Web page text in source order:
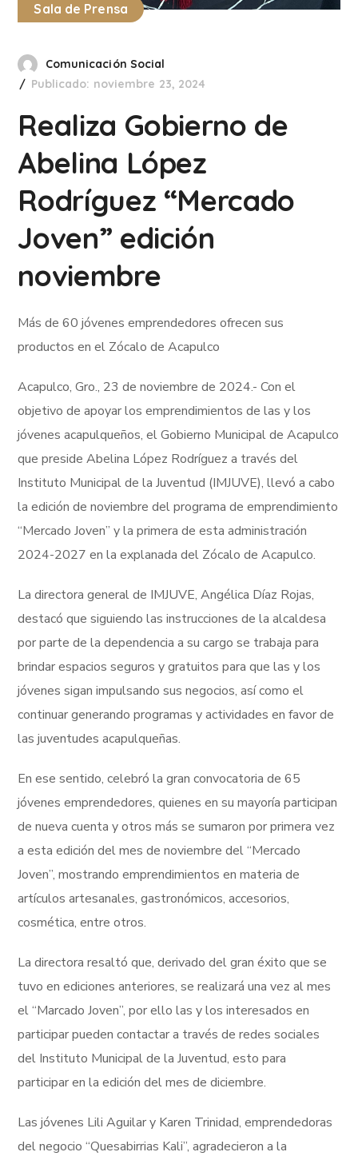
Sala de Prensa
Comunicación Social
Publicado: noviembre 23, 2024
Realiza Gobierno de
Abelina López
Rodríguez “Mercado
Joven” edición
noviembre
Más de 60 jóvenes emprendedores ofrecen sus
productos en el Zócalo de Acapulco
Acapulco, Gro., 23 de noviembre de 2024.- Con el
objetivo de apoyar los emprendimientos de las y los
jóvenes acapulqueños, el Gobierno Municipal de Acapulco
que preside Abelina López Rodríguez a través del
Instituto Municipal de la Juventud (IMJUVE), llevó a cabo
la edición de noviembre del programa de emprendimiento
“Mercado Joven” y la primera de esta administración
2024-2027 en la explanada del Zócalo de Acapulco.
La directora general de IMJUVE, Angélica Díaz Rojas,
destacó que siguiendo las instrucciones de la alcaldesa
por parte de la dependencia a su cargo se trabaja para
brindar espacios seguros y gratuitos para que las y los
jóvenes sigan impulsando sus negocios, así como el
continuar generando programas y actividades en favor de
las juventudes acapulqueñas.
En ese sentido, celebró la gran convocatoria de 65
jóvenes emprendedores, quienes en su mayoría participan
de nueva cuenta y otros más se sumaron por primera vez
a esta edición del mes de noviembre del “Mercado
Joven”, mostrando emprendimientos en materia de
artículos artesanales, gastronómicos, accesorios,
cosmética, entre otros.
La directora resaltó que, derivado del gran éxito que se
tuvo en ediciones anteriores, se realizará una vez al mes
el “Marcado Joven”, por ello las y los interesados en
participar pueden contactar a través de redes sociales
del Instituto Municipal de la Juventud, esto para
participar en la edición del mes de diciembre.
Las jóvenes Lili Aguilar y Karen Trinidad, emprendedoras
del negocio “Quesabirrias Kali”, agradecieron a la